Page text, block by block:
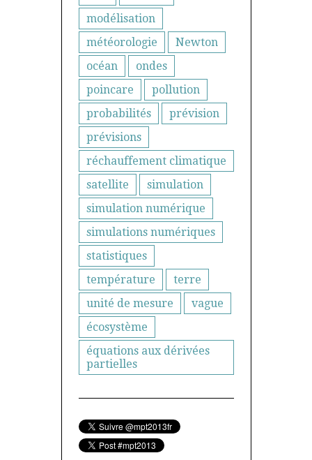
modélisation
météorologie
Newton
océan
ondes
poincare
pollution
probabilités
prévision
prévisions
réchauffement climatique
satellite
simulation
simulation numérique
simulations numériques
statistiques
température
terre
unité de mesure
vague
écosystème
équations aux dérivées
partielles